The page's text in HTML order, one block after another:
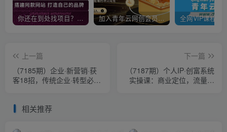
你还在到处找项目？还在当韭菜？我靠卖项目一个月收入5万+，曾经我也是个失败者。 加入青年云网创会员，全站资源免费学习。加入高级合伙人，推广日入1000+
上一篇
（7185期）企业·新营销·获
客18招，传统企业·转型必
下一篇
（7187期）个人IP·创富系统
实操课：商业定位，流量打
相关推荐